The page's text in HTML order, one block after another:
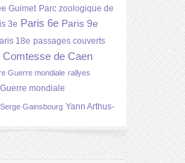
Guimet Parc zoologique de
3e Paris 6e Paris 9e
18e passages couverts
Comtesse de Caen
Guerre mondiale rallyes
mondiale
Serge Gainsbourg Yann Arthus-